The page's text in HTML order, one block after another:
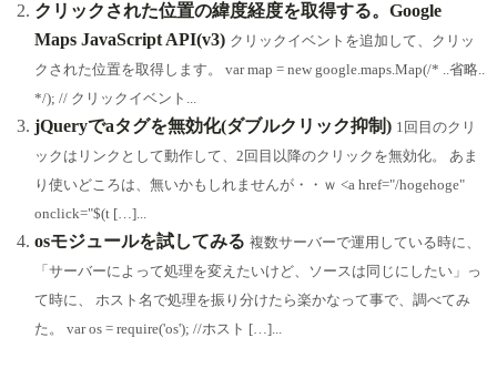
クリックされた位置の緯度経度を取得する。Google
Maps JavaScript API(v3) クリックイベントを追加して、クリッ
クされた位置を取得します。 var map = new google.maps.Map(/* ..省略..
*/); // クリックイベント...
jQueryでaタグを無効化(ダブルクリック抑制) 1回目のクリ
ックはリンクとして動作して、2回目以降のクリックを無効化。 あま
り使いどころは、無いかもしれませんが・・ｗ <a href="/hogehoge"
onclick="$(t […]...
osモジュールを試してみる 複数サーバーで運用している時に、
「サーバーによって処理を変えたいけど、ソースは同じにしたい」っ
て時に、 ホスト名で処理を振り分けたら楽かなって事で、調べてみ
た。 var os = require('os'); //ホスト […]...